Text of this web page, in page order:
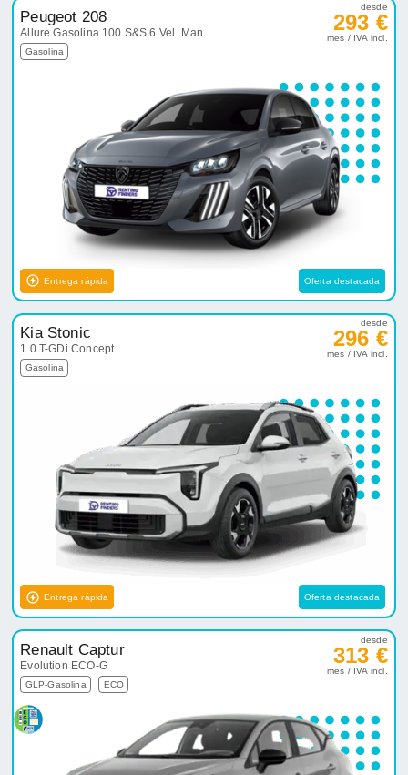
Peugeot 208
Allure Gasolina 100 S&S 6 Vel. Man
Gasolina
desde
293 €
mes / IVA incl.
Entrega rápida Oferta destacada
Kia Stonic
1.0 T-GDi Concept
Gasolina
desde
296 €
mes / IVA incl.
Entrega rápida Oferta destacada
Renault Captur
Evolution ECO-G
GLP-Gasolina ECO
desde
313 €
mes / IVA incl.